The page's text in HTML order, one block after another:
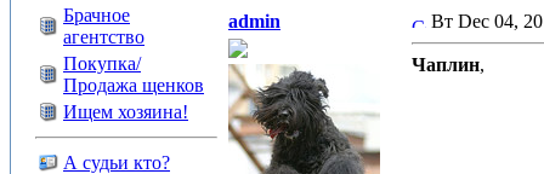
Брачное
агентство
Покупка/
Продажа щенков
Ищем хозяина!
А судьи кто?
admin Вт Dec 04,
Чаплин,